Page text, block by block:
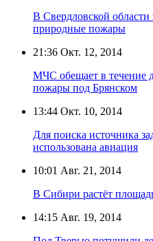
В Свердловской
природные пожары
21:36 Окт. 12, 2014
МЧС обещает в течение
пожары под Брянском
13:44 Окт. 10, 2014
Для поиска источника
использована авиация
10:01 Авг. 21, 2014
В Сибири растёт
14:15 Авг. 19, 2014